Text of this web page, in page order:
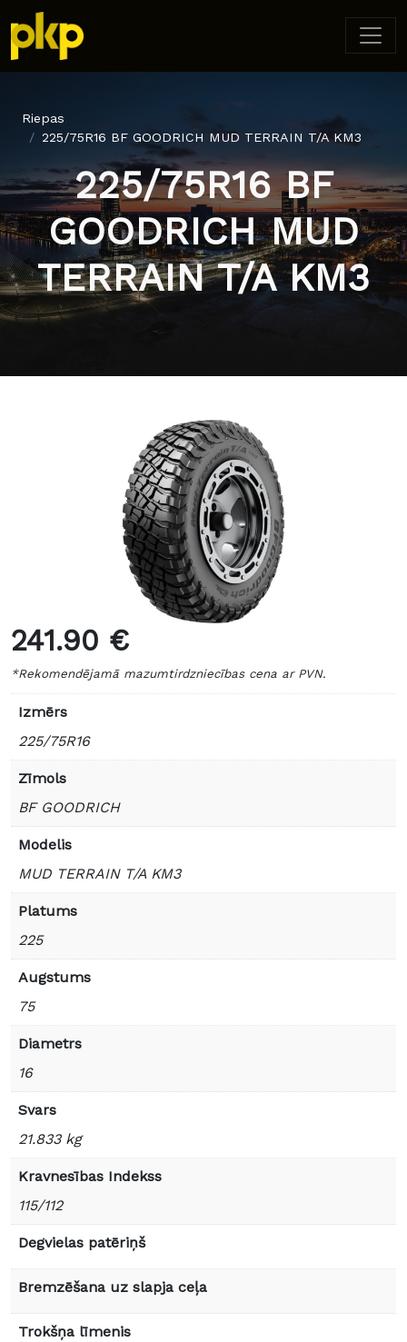
Riepas
225/75R16 BF GOODRICH MUD TERRAIN T/A KM3
225/75R16 BF
GOODRICH MUD
TERRAIN T/A KM3
241.90 €
*Rekomendējamā mazumtirdzniecības cena ar PVN.
Izmērs
225/75R16
Zīmols
BF GOODRICH
Modelis
MUD TERRAIN T/A KM3
Platums
225
Augstums
75
Diametrs
16
Svars
21.833 kg
Kravnesības Indekss
115/112
Degvielas patēriņš
Bremzēšana uz slapja ceļa
Trokšņa līmenis